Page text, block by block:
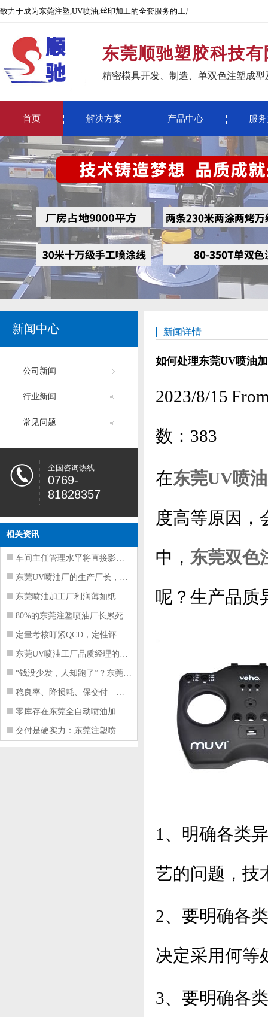
致力于成为东莞注塑,UV喷油,丝印加工的全套服务的工厂
东莞顺驰塑胶科技
精密模具开发、制造、单双色注塑成
首页 解决方案 产品中心 服
新闻中心
公司新闻
行业新闻
常见问题
全国咨询热线
0769-
81828357
相关资讯
车间主任管理水平将直接影响东莞注塑件
东莞UV喷油厂的生产厂长，到底在给工
东莞喷油加工厂利润薄如纸？这四项基本
80%的东莞注塑喷油厂长累死累活，利
定量考核盯紧QCD，定性评价看好配合
东莞UV喷油工厂品质经理的四项核心管
“钱没少发，人却跑了”？东莞注塑喷油
稳良率、降损耗、保交付——东莞这家U
零库存在东莞全自动喷油加工厂不可行的
交付是硬实力：东莞注塑喷油厂如何用齐
新闻详情
如何处理东莞UV喷油
2023/8/15
数： 383
在东莞UV喷油
度高等原因，
中， 东莞双色
呢？生产品质
1、明确各类
艺的问题，技
2、要明确各
决定采用何等
3、要明确各